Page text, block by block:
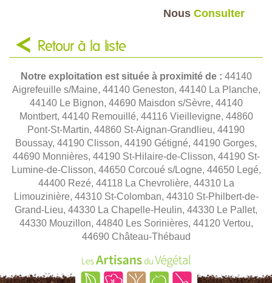
Nous Consulter
Retour à la liste
Notre exploitation est située à proximité de : 44140
Aigrefeuille s/Maine, 44140 Geneston, 44140 La Planche,
44140 Le Bignon, 44690 Maisdon s/Sèvre, 44140
Montbert, 44140 Remouillé, 44116 Vieillevigne, 44860
Pont-St-Martin, 44860 St-Aignan-Grandlieu, 44190
Boussay, 44190 Clisson, 44190 Gétigné, 44190 Gorges,
44690 Monnières, 44190 St-Hilaire-de-Clisson, 44190 St-
Lumine-de-Clisson, 44650 Corcoué s/Logne, 44650 Legé,
44400 Rezé, 44118 La Chevrolière, 44310 La
Limouzinière, 44310 St-Colomban, 44310 St-Philbert-de-
Grand-Lieu, 44330 La Chapelle-Heulin, 44330 Le Pallet,
44330 Mouzillon, 44840 Les Sorinières, 44120 Vertou,
44690 Château-Thébaud